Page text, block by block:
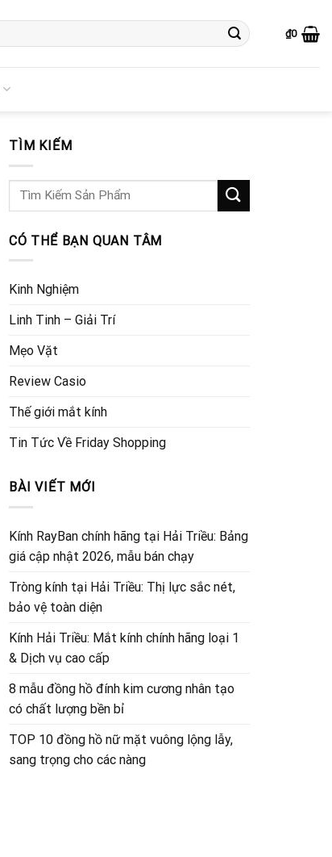
₫0
TÌM KIẾM
CÓ THỂ BẠN QUAN TÂM
Kinh Nghiệm
Linh Tinh – Giải Trí
Mẹo Vặt
Review Casio
Thế giới mắt kính
Tin Tức Về Friday Shopping
BÀI VIẾT MỚI
Kính RayBan chính hãng tại Hải Triều: Bảng
giá cập nhật 2026, mẫu bán chạy
Tròng kính tại Hải Triều: Thị lực sắc nét,
bảo vệ toàn diện
Kính Hải Triều: Mắt kính chính hãng loại 1
& Dịch vụ cao cấp
8 mẫu đồng hồ đính kim cương nhân tạo
có chất lượng bền bỉ
TOP 10 đồng hồ nữ mặt vuông lộng lẫy,
sang trọng cho các nàng